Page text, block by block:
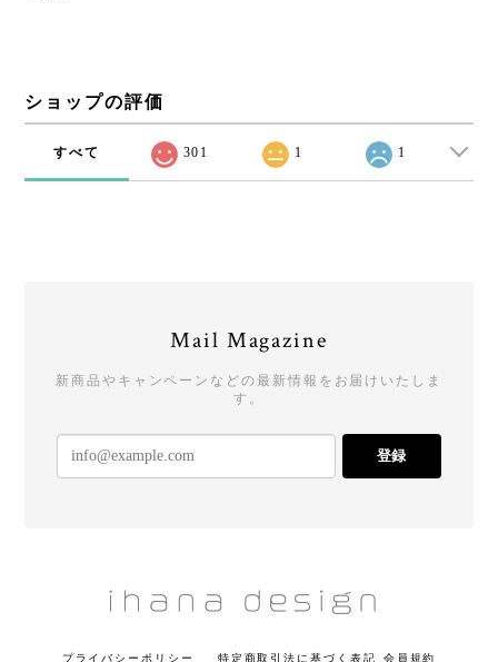
ショップの評価
すべて 301 1 1
Mail Magazine
新商品やキャンペーンなどの最新情報をお届けいたしま
す。
登録
プライバシーポリシー 特定商取引法に基づく表記 会員規約